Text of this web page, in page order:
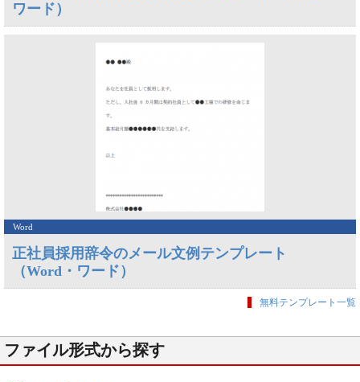
ワード）
Word
正社員採用辞令のメール文例テンプレート
（Word・ワード）
無料テンプレート一覧
ファイル形式から探す